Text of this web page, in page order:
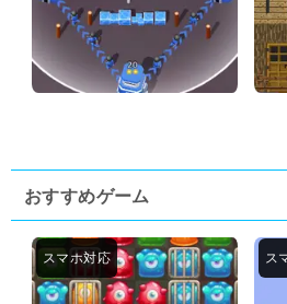
おすすめゲーム